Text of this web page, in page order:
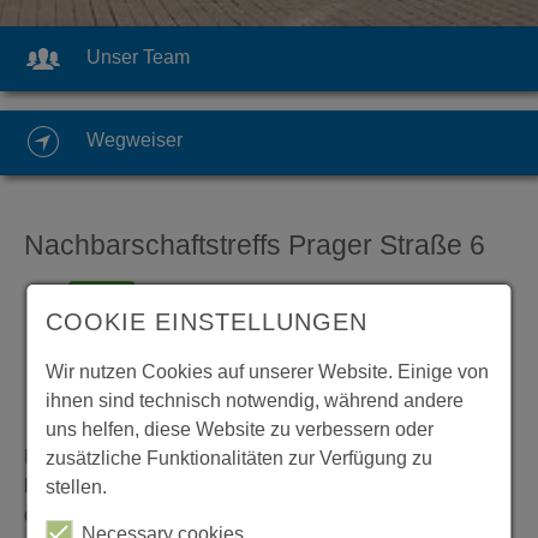
Unser Team
Wegweiser
Nachbarschaftstreffs Prager Straße 6
Da Projekt ist eine Kooperation zwischen derWBG Erfurt eG
und den MitMenschen e.V.
Neben dem Nachbarschaftstreff in der Prager Straße 6
bieten wir an zwei weiteren Standorten, gemeinsam mit
der WbG Erfurt, unter dem Motto "Gemeinsam und nicht
COOKIE EINSTELLUNGEN
Wir nutzen Cookies auf unserer Website. Einige von
ihnen sind technisch notwendig, während andere
uns helfen, diese Website zu verbessern oder
zusätzliche Funktionalitäten zur Verfügung zu
stellen.
Necessary cookies